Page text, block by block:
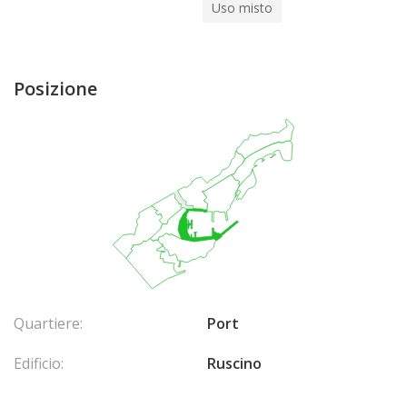
Uso misto
Posizione
Quartiere:
Port
Edificio:
Ruscino